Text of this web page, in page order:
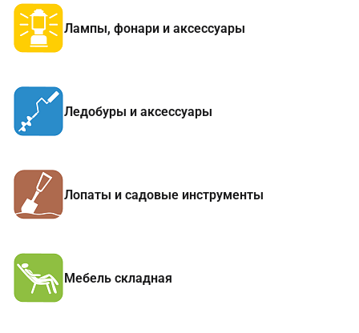
Лампы, фонари и аксессуары
Ледобуры и аксессуары
Лопаты и садовые инструменты
Мебель складная